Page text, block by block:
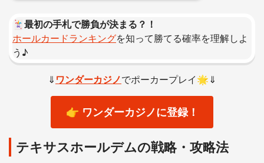
🃏最初の手札で勝負が決まる？！
ホールカードランキングを知って勝てる確率を理解しよ
う♪
⇓ ワンダーカジノでポーカープレイ🌟⇓
👉 ワンダーカジノに登録！
テキサスホールデムの戦略・攻略法